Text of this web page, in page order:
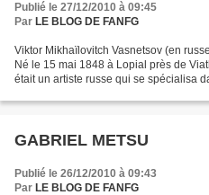
Publié le 27/12/2010 à 09:45
Par LE BLOG DE FANFG
Viktor Mikhaïlovitch Vasnetsov (en
Né le 15 mai 1848 à Lopial près de
était un artiste russe qui se spécialisa
GABRIEL METSU
Publié le 26/12/2010 à 09:43
Par LE BLOG DE FANFG